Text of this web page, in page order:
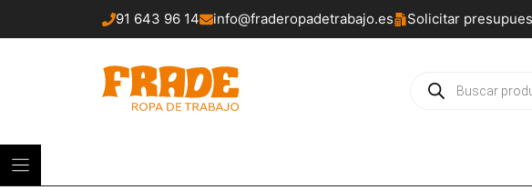
91 643 96 14 info@fraderopadetrabajo.es Solicitar
Búsqueda
de